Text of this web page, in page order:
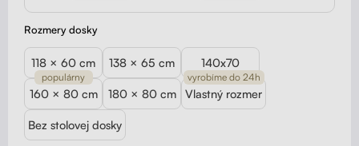
Rozmery dosky
118 × 60 cm 138 × 65 cm 140x70
160 × 80 cm
populárny
180 × 80 cm Vlastný rozmer
vyrobíme do 24h
Bez stolovej dosky